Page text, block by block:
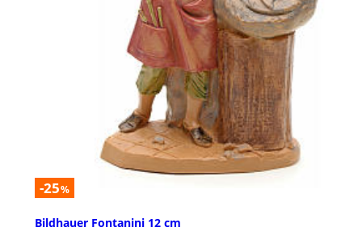
-25%
Bildhauer Fontanini 12 cm